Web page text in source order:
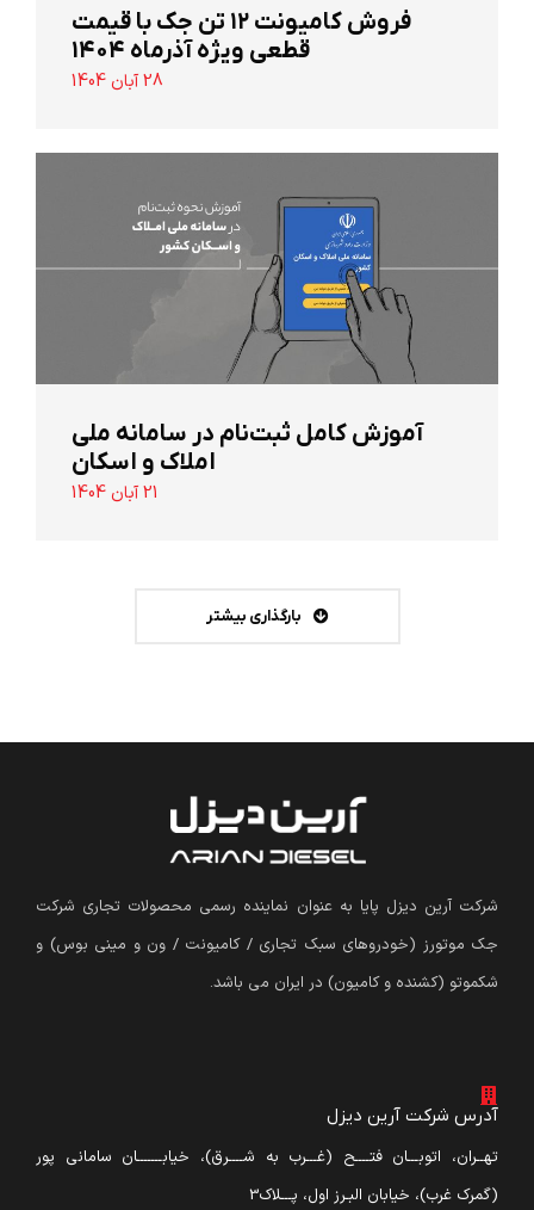
‌فروش کامیونت ۱۲ تن جک با قیمت
قطعی ویژه آذرماه ۱۴۰۴
28 آبان 1404
آموزش کامل ثبت‌نام در سامانه ملی
املاک و اسکان
21 آبان 1404
بارگذاری بیشتر
شرکت آرین دیزل پایا به عنوان نماینده رسمی محصولات تجاری شرکت
جک موتورز (خودروهای سبک تجاری / کامیونت / ون و مینی بوس) و
شکموتو (کشنده و کامیون) در ایران می باشد.
آدرس شرکت آرین دیزل
تهــران، اتوبـــان فتــــح (غـــرب به شــــرق)، خیابـــــــان سامانی پور
(گمرک غرب)، خیابان البـرز اول، پـــلاک3